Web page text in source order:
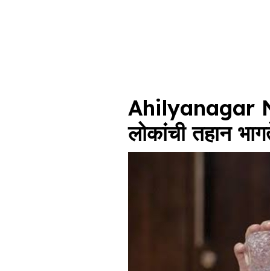
Ahilyanagar
लोकांची तहान